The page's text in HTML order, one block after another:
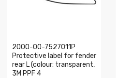
2000-00-7527011P
Protective label for fender
rear L (colour: transparent,
3M PPF 4